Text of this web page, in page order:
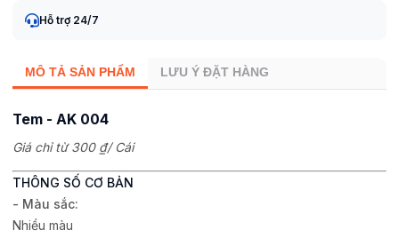
Hỗ trợ 24/7
MÔ TẢ SẢN PHẨM LƯU Ý ĐẶT HÀNG
Tem - AK 004
Giá chỉ từ300 ₫/ Cái
THÔNG SỐ CƠ BẢN
- Màu sắc:
Nhiều màu